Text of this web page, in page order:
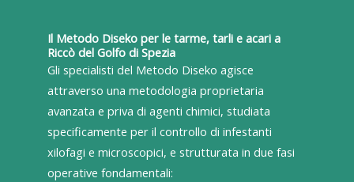
Il Metodo Diseko per le tarme, tarli e acari a
Riccò del Golfo di Spezia
Gli specialisti del Metodo Diseko agisce
attraverso una metodologia proprietaria
avanzata e priva di agenti chimici, studiata
specificamente per il controllo di infestanti
xilofagi e microscopici, e strutturata in due fasi
operative fondamentali: